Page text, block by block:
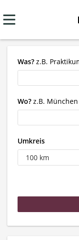
Was? z.B.
Wo? z.B. München
Umkreis